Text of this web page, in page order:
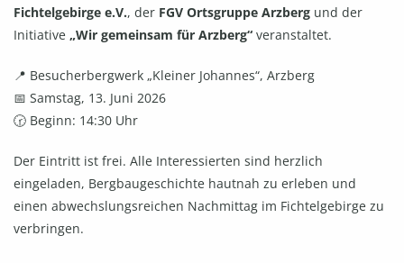
Fichtelgebirge e.V., der FGV Ortsgruppe Arzberg und der
Initiative „Wir gemeinsam für Arzberg“ veranstaltet.
📍 Besucherbergwerk „Kleiner Johannes“, Arzberg
📅 Samstag, 13. Juni 2026
🕝 Beginn: 14:30 Uhr
Der Eintritt ist frei. Alle Interessierten sind herzlich
eingeladen, Bergbaugeschichte hautnah zu erleben und
einen abwechslungsreichen Nachmittag im Fichtelgebirge zu
verbringen.